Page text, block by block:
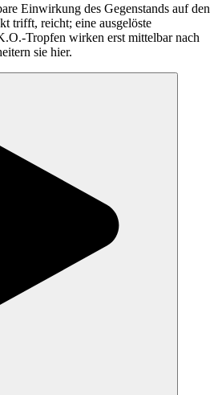
Einwirkung des Gegenstands auf den
trifft, reicht; eine ausgelöste
Tropfen wirken erst mittelbar nach
sie hier.